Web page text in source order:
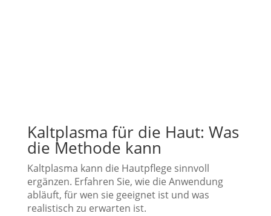
Kaltplasma für die Haut: Was
die Methode kann
Kaltplasma kann die Hautpflege sinnvoll
ergänzen. Erfahren Sie, wie die Anwendung
abläuft, für wen sie geeignet ist und was
realistisch zu erwarten ist.